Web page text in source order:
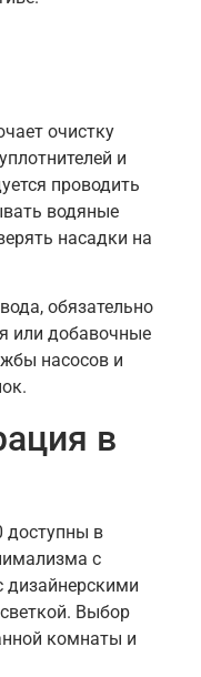
очистку
и
проводить
водяные
насадки на
обязательно
или добавочные
насосов и
в
доступны в
с
Выбор
комнаты и